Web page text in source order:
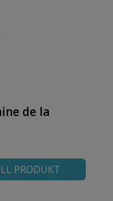
de la
PRODUKT